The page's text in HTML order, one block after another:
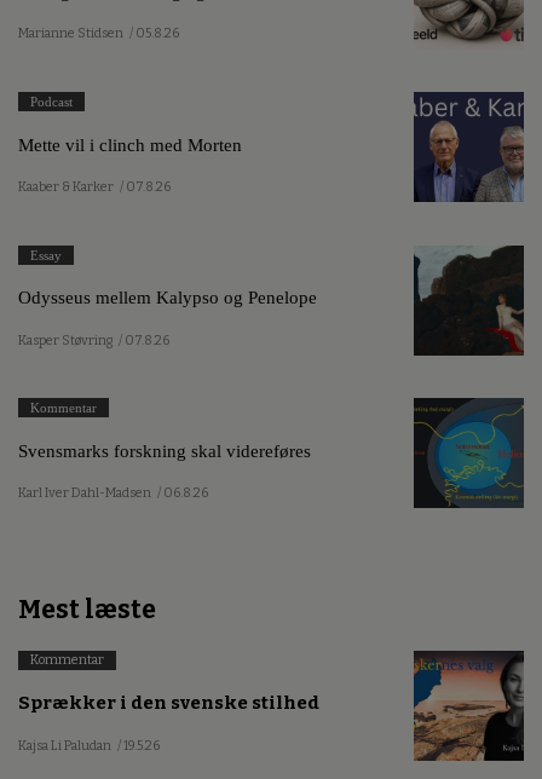
Marianne Stidsen / 05.8.26
Podcast
Mette vil i clinch med Morten
Kaaber & Karker / 07.8.26
Essay
Odysseus mellem Kalypso og Penelope
Kasper Støvring / 07.8.26
Kommentar
Svensmarks forskning skal videreføres
Karl Iver Dahl-Madsen / 06.8.26
Mest læste
Kommentar
Sprækker i den svenske stilhed
Kajsa Li Paludan / 19.5.26